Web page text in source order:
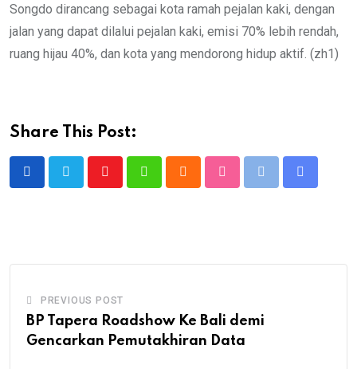
Songdo dirancang sebagai kota ramah pejalan kaki, dengan
jalan yang dapat dilalui pejalan kaki, emisi 70% lebih rendah,
ruang hijau 40%, dan kota yang mendorong hidup aktif. (zh1)
Share This Post:
PREVIOUS POST
BP Tapera Roadshow Ke Bali demi
Gencarkan Pemutakhiran Data